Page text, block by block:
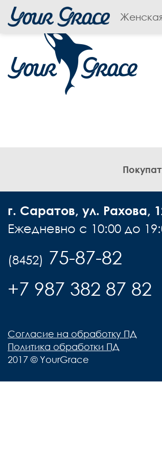
г. Саратов, ул. Рахова,
Ежедневно с 10:00 до
(8452) 75-87-82
+7 987 382 87 82
Согласие на обработку ПД
Политика обработки ПД
2017 © YourGrace